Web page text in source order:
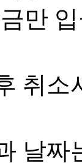
만
취소
날짜